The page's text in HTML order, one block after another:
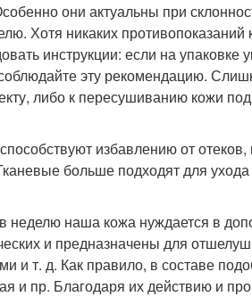
они актуальны при
Хотя никаких
инструкции: если на упаковке
эту рекомендацию.
либо к пересушиванию кожи
избавлению от
больше подходят для ухода
неделю наша кожа нуждается в
и предназначены для
и т. д. Как правило, в составе
и пр. Благодаря их действию и